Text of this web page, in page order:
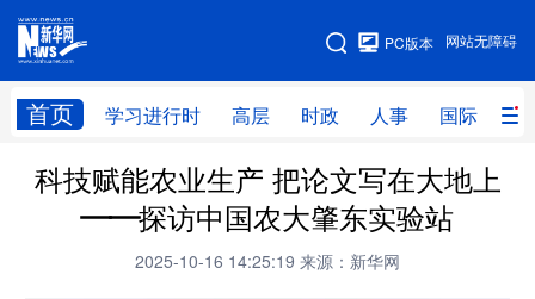
网站无障碍
PC版本
首页 学习进行时 高层 时政 人事 国际 财
网站地图
学习进行时 高层 时政 人事
财经 网评 港澳
科技赋能农业生产 把论文写在大地上
——探访中国农大肇东实验站
2025-10-16 14:25:19 来源：新华网